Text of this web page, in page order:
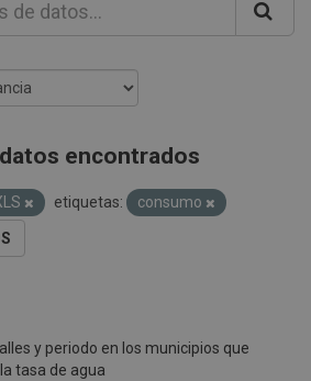
encontrados
etiquetas: consumo
y periodo en los municipios que
tasa de agua